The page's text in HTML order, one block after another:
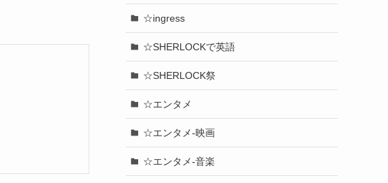
☆ingress
☆SHERLOCKで英語
☆SHERLOCK祭
☆エンタメ
☆エンタメ-映画
☆エンタメ-音楽